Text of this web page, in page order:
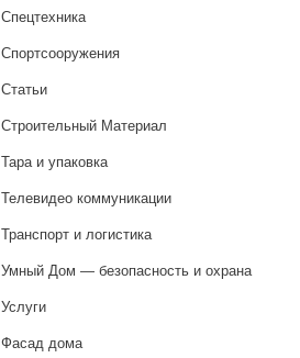
Спецтехника
Спортсооружения
Статьи
Строительный Материал
Тара и упаковка
Телевидео коммуникации
Транспорт и логистика
Умный Дом — безопасность и охрана
Услуги
Фасад дома